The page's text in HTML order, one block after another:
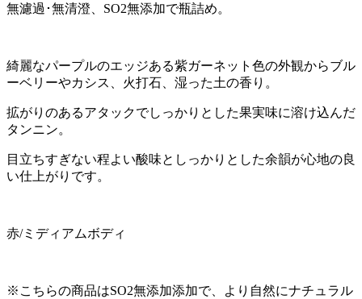
無濾過･無清澄、SO2無添加で瓶詰め。
綺麗なパープルのエッジある紫ガーネット色の外観からブル
ーベリーやカシス、火打石、湿った土の香り。
拡がりのあるアタックでしっかりとした果実味に溶け込んだ
タンニン。
目立ちすぎない程よい酸味としっかりとした余韻が心地の良
い仕上がりです。
赤/ミディアムボディ
※こちらの商品はSO2無添加添加で、より自然にナチュラル